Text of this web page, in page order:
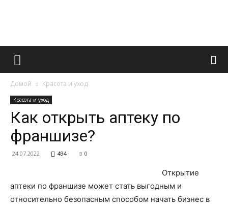
Французский
все
Домой Красота и уход
Красота и уход
Как открыть аптеку по
франшизе?
24.07.2022 494 0
Открытие
аптеки по франшизе может стать выгодным и
относительно безопасным способом начать бизнес в